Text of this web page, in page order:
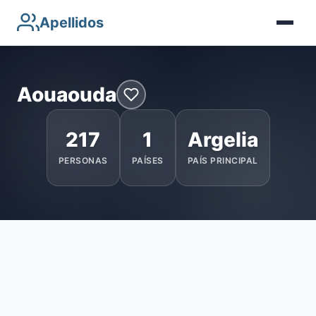
Apellidos
Aouaouda
217
PERSONAS
1
PAÍSES
Argelia
PAÍS PRINCIPAL